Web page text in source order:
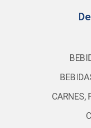
CARNES,